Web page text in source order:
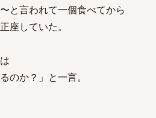
と言われて一個食べてから
座していた。
のか？」と一言。